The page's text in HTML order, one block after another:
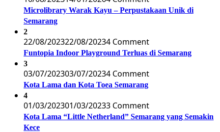
Microlibrary Warak Kayu – Perpustakaan Unik di
Semarang
2
22/08/202322/08/20234 Comment
Funtopia Indoor Playground Terluas di Semarang
3
03/07/202303/07/20234 Comment
Kota Lama dan Kota Toea Semarang
4
01/03/202301/03/20233 Comment
Kota Lama “Little Netherland” Semarang yang Semakin
Kece